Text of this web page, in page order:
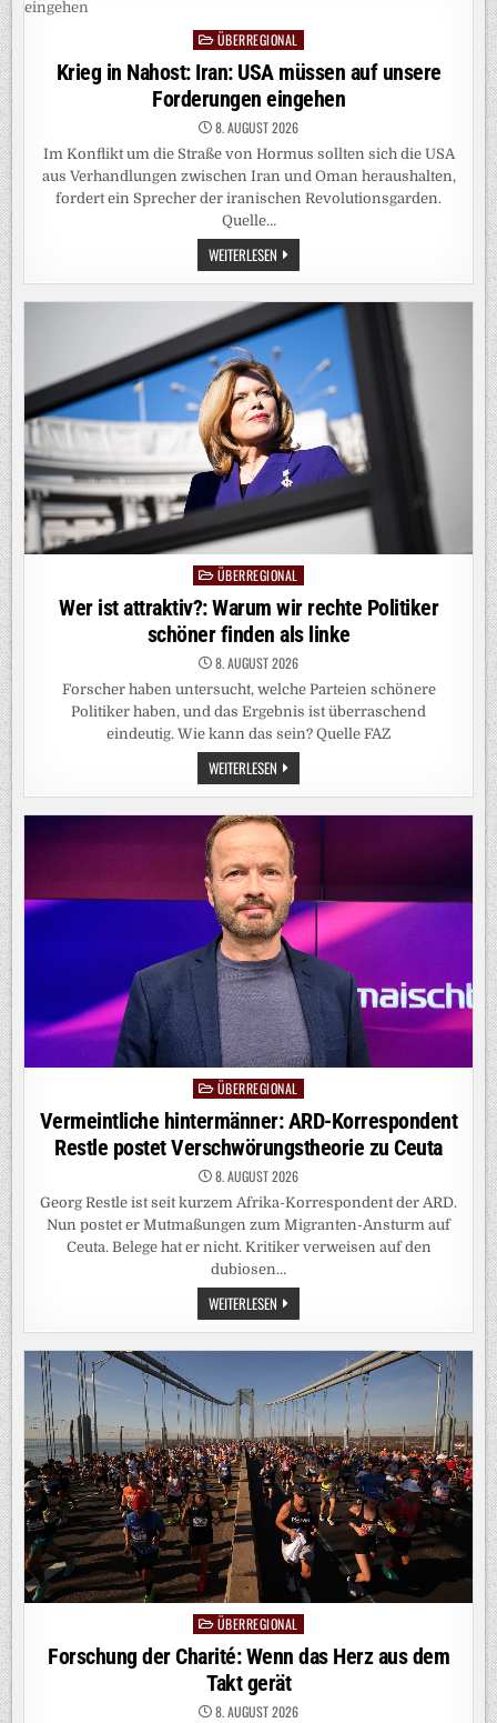
ICH
EUCH
DIE
FRESSE“
Posted
in
ÜBERREGIONAL
Krieg in Nahost: Iran: USA müssen auf unsere
Forderungen eingehen
8. AUGUST 2026
Im Konflikt um die Straße von Hormus sollten sich die USA
aus Verhandlungen zwischen Iran und Oman heraushalten,
fordert ein Sprecher der iranischen Revolutionsgarden.
Quelle…
WEITERLESEN KRIEG
IN
NAHOST:
IRAN:
USA
MÜSSEN
AUF
UNSERE
FORDERUNGEN
EINGEHEN
Posted
in
ÜBERREGIONAL
Wer ist attraktiv?: Warum wir rechte Politiker
schöner finden als linke
8. AUGUST 2026
Forscher haben untersucht, welche Parteien schönere
Politiker haben, und das Ergebnis ist überraschend
eindeutig. Wie kann das sein? Quelle FAZ
WEITERLESEN WER
IST
ATTRAKTIV?:
WARUM
WIR
RECHTE
POLITIKER
SCHÖNER
FINDEN
ALS
LINKE
Posted
in
ÜBERREGIONAL
Vermeintliche hintermänner: ARD-Korrespondent
Restle postet Verschwörungstheorie zu Ceuta
8. AUGUST 2026
Georg Restle ist seit kurzem Afrika-Korrespondent der ARD.
Nun postet er Mutmaßungen zum Migranten-Ansturm auf
Ceuta. Belege hat er nicht. Kritiker verweisen auf den
dubiosen…
WEITERLESEN VERMEINTLICHE
HINTERMÄNNER:
ARD-
KORRESPONDENT
POSTET
VERSCHWÖRUNGSTHEORIE
ZU
CEUTA
PostedÜBERREGIONAL
Forschung der Charité: Wenn das Herz aus dem
Takt gerät
8. AUGUST 2026